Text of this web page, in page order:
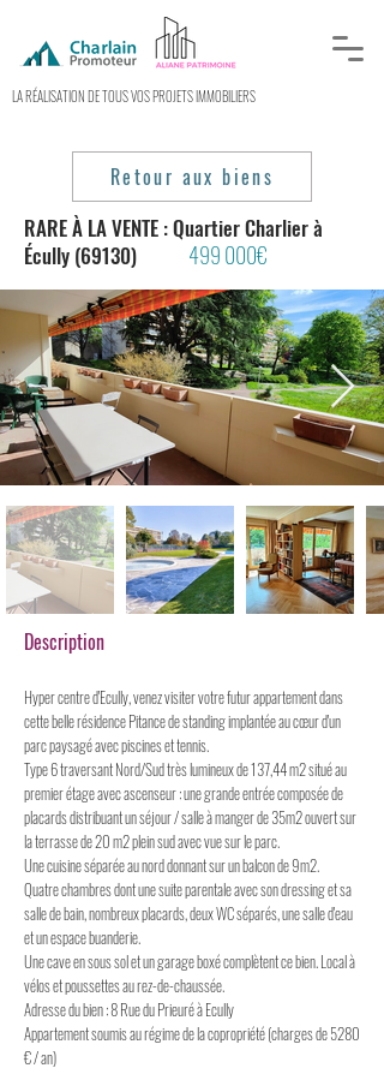
LA RÉALISATION DE TOUS VOS PROJETS IMMOBILIERS
Retour aux biens
RARE À LA VENTE : Quartier Charlier à
Écully (69130)
499 000€
Description
Hyper centre d'Ecully, venez visiter votre futur appartement dans
cette belle résidence Pitance de standing implantée au cœur d'un
parc paysagé avec piscines et tennis.
Type 6 traversant Nord/Sud très lumineux de 137,44 m2 situé au
premier étage avec ascenseur : une grande entrée composée de
placards distribuant un séjour / salle à manger de 35m2 ouvert sur
la terrasse de 20 m2 plein sud avec vue sur le parc.
Une cuisine séparée au nord donnant sur un balcon de 9m2.
Quatre chambres dont une suite parentale avec son dressing et sa
salle de bain, nombreux placards, deux WC séparés, une salle d'eau
et un espace buanderie.
Une cave en sous sol et un garage boxé complètent ce bien. Local à
vélos et poussettes au rez-de-chaussée.
Adresse du bien : 8 Rue du Prieuré à Ecully
Appartement soumis au régime de la copropriété (charges de 5280
€ / an)